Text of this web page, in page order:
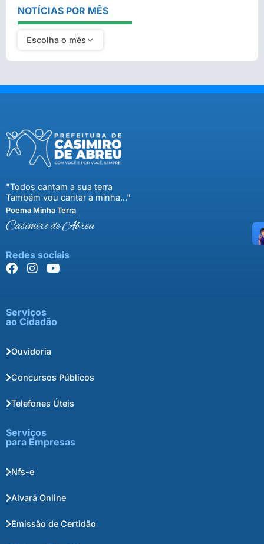
NOTÍCIAS POR MÊS
Escolha o mês
"Todos cantam a sua terra
Também vou cantar a minha..."
Poema Minha Terra
Casimiro de Abreu
Redes sociais
Serviços
ao Cidadão
Ouvidoria
Concursos Públicos
Telefones Úteis
Serviços
para Empresas
Nfs-e
Alvará Online
Emissão de Certidão